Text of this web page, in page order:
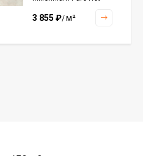
3 855 ₽/м²